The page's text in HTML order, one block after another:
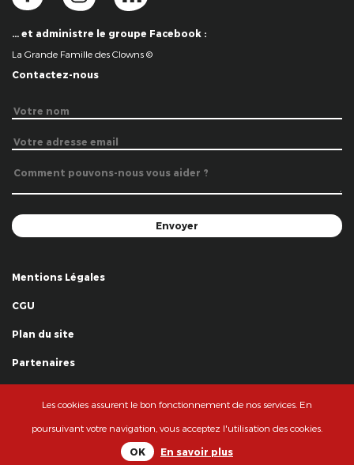
… et administre le groupe Facebook :
La Grande Famille des Clowns ©
Contactez-nous
Mentions Légales
CGU
Plan du site
Partenaires
© La Grande Famille des Clowns - 2018
Les cookies assurent le bon fonctionnement de nos services. En
poursuivant votre navigation, vous acceptez l'utilisation des cookies.
OK En savoir plus